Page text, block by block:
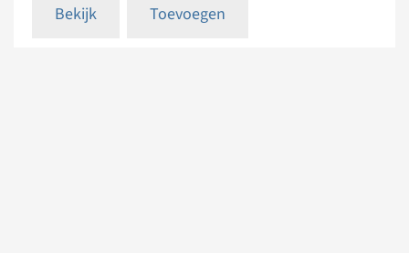
Bekijk
Toevoegen